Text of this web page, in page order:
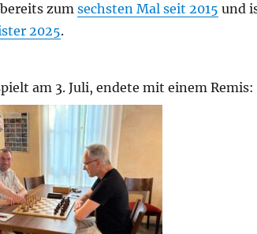
zumsechsten Mal seit 2015 und
2025.
am 3. Juli, endete mit einem Remis: